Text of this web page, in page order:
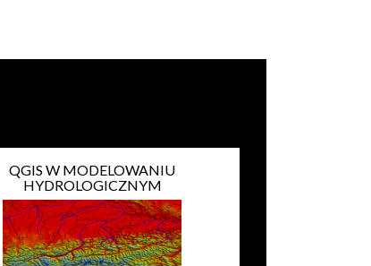
QGIS W MODELOWANIU
HYDROLOGICZNYM